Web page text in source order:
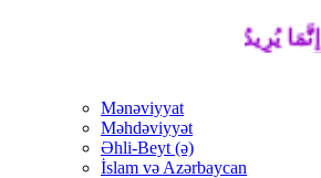
إِنَّمَا يُرِيدُ اللَّهُ لِيُذْهِبَ عَنْكُمُ
Mənəviyyat
Məhdəviyyət
Əhli-Beyt (ə)
İslam və Azərbaycan